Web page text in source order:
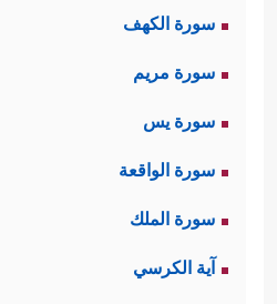
ثانيًا: عناد اليهود
﴿یَسۡـَٔلُكَ أَهۡلُ ٱلۡكِتَـٰبِ أَن
سورة الكهف
سورة مريم
سورة يس
سورة الواقعة
سورة الملك
آية الكرسي